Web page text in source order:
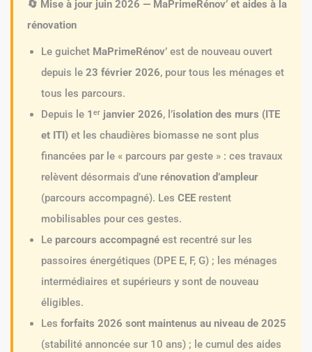
🔄 Mise à jour juin 2026 — MaPrimeRénov’ et aides à la
rénovation
Le guichet MaPrimeRénov’ est de nouveau ouvert
depuis le 23 février 2026, pour tous les ménages et
tous les parcours.
Depuis le 1ᵉʳ janvier 2026, l’isolation des murs (ITE
et ITI) et les chaudières biomasse ne sont plus
financées par le « parcours par geste » : ces travaux
relèvent désormais d’une rénovation d’ampleur
(parcours accompagné). Les CEE restent
mobilisables pour ces gestes.
Le parcours accompagné est recentré sur les
passoires énergétiques (DPE E, F, G) ; les ménages
intermédiaires et supérieurs y sont de nouveau
éligibles.
Les forfaits 2026 sont maintenus au niveau de 2025
(stabilité annoncée sur 10 ans) ; le cumul des aides